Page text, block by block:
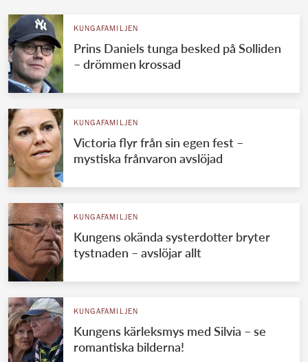
KUNGAFAMILJEN
Prins Daniels tunga besked på Solliden
– drömmen krossad
KUNGAFAMILJEN
Victoria flyr från sin egen fest –
mystiska frånvaron avslöjad
KUNGAFAMILJEN
Kungens okända systerdotter bryter
tystnaden – avslöjar allt
KUNGAFAMILJEN
Kungens kärleksmys med Silvia – se
romantiska bilderna!